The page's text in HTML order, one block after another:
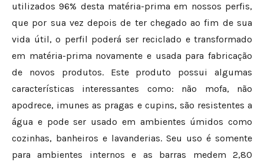
utilizados 96% desta matéria-prima em nossos perfis,
que por sua vez depois de ter chegado ao fim de sua
vida útil, o perfil poderá ser reciclado e transformado
em matéria-prima novamente e usada para fabricação
de novos produtos. Este produto possui algumas
características interessantes como: não mofa, não
apodrece, imunes as pragas e cupins, são resistentes a
água e pode ser usado em ambientes úmidos como
cozinhas, banheiros e lavanderias. Seu uso é somente
para ambientes internos e as barras medem 2,80